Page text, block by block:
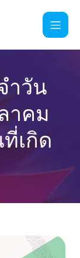
ำวัน
าคม
เกิด